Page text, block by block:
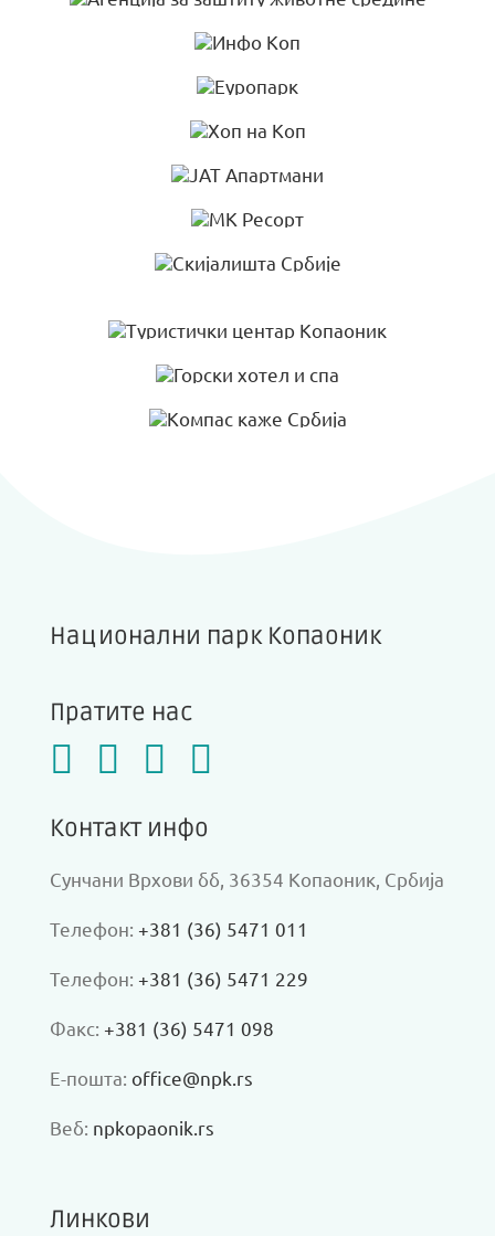
Национални парк Копаоник
Пратите нас
Контакт инфо
Сунчани Врхови бб, 36354 Копаоник, Србија
Телефон: +381 (36) 5471 011
Телефон: +381 (36) 5471 229
Факс: +381 (36) 5471 098
Е-пошта: office@npk.rs
Веб: npkopaonik.rs
Линкови